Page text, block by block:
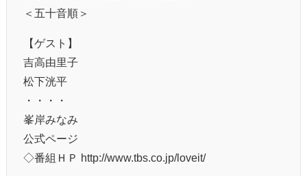
＜五十音順＞
【ゲスト】
吉高由里子
松下洸平
・・・・
峯岸みなみ
公式ページ
◇番組ＨＰ http://www.tbs.co.jp/loveit/